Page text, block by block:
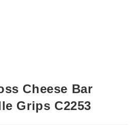
Cheese Bar
Grips C2253